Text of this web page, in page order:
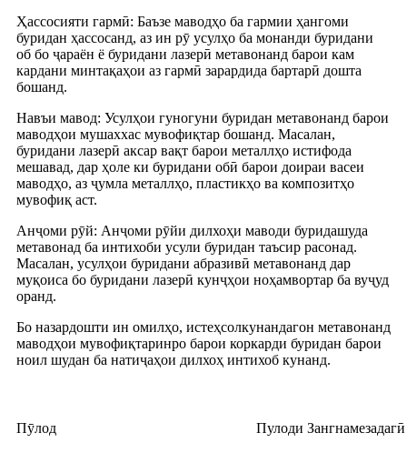
Ҳассосияти гармӣ: Баъзе маводҳо ба гармии ҳангоми
буридан ҳассосанд, аз ин рӯ усулҳо ба монанди буридани
об бо ҷараён ё буридани лазерӣ метавонанд барои кам
кардани минтақаҳои аз гармӣ зарардида бартарӣ дошта
бошанд.
Навъи мавод: Усулҳои гуногуни буридан метавонанд барои
маводҳои мушаххас мувофиқтар бошанд. Масалан,
буридани лазерӣ аксар вақт барои металлҳо истифода
мешавад, дар ҳоле ки буридани обӣ барои доираи васеи
маводҳо, аз ҷумла металлҳо, пластикҳо ва композитҳо
мувофиқ аст.
Анҷоми рӯй: Анҷоми рӯйи дилхоҳи маводи буридашуда
метавонад ба интихоби усули буридан таъсир расонад.
Масалан, усулҳои буридани абразивӣ метавонанд дар
муқоиса бо буридани лазерӣ кунҷҳои ноҳамвортар ба вуҷуд
оранд.
Бо назардошти ин омилҳо, истеҳсолкунандагон метавонанд
маводҳои мувофиқтаринро барои коркарди буридан барои
ноил шудан ба натиҷаҳои дилхоҳ интихоб кунанд.
Пӯлод Пулоди Зангнамезадагӣ